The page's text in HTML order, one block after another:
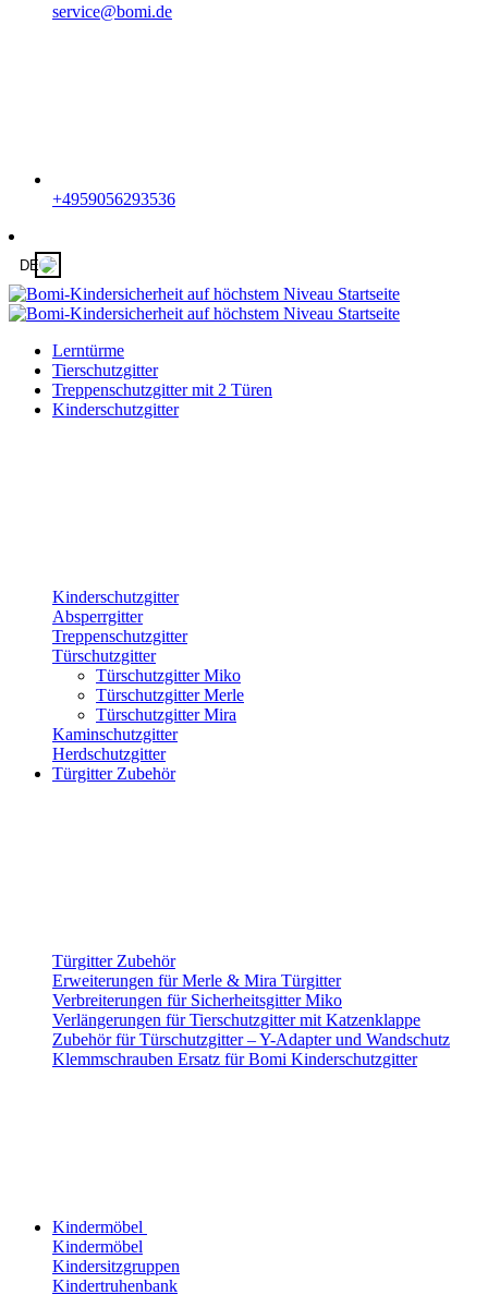
service@bomi.de
+4959056293536
DE
Lerntürme
Tierschutzgitter
Treppenschutzgitter mit 2 Türen
Kinderschutzgitter
Kinderschutzgitter
Absperrgitter
Treppenschutzgitter
Türschutzgitter
Türschutzgitter Miko
Türschutzgitter Merle
Türschutzgitter Mira
Kaminschutzgitter
Herdschutzgitter
Türgitter Zubehör
Türgitter Zubehör
Erweiterungen für Merle & Mira Türgitter
Verbreiterungen für Sicherheitsgitter Miko
Verlängerungen für Tierschutzgitter mit Katzenklappe
Zubehör für Türschutzgitter – Y-Adapter und Wandschutz
Klemmschrauben Ersatz für Bomi Kinderschutzgitter
Kindermöbel
Kindermöbel
Kindersitzgruppen
Kindertruhenbank